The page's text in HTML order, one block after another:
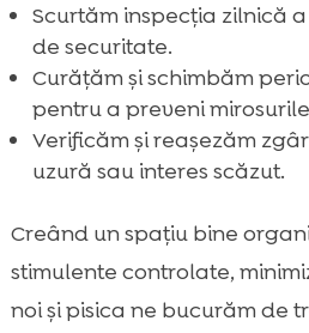
Scurtăm inspecția zilnică
de securitate.
Curățăm și schimbăm
pentru a preveni
Verificăm și reașezăm
uzură sau interes scăzut.
Creând un spațiu bine
stimulente controlate,
noi și pisica ne bucurăm de